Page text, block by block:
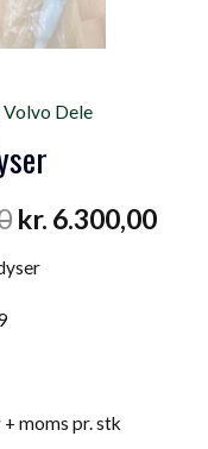
Volvo Dele
kr. 6.300,00
moms pr. stk